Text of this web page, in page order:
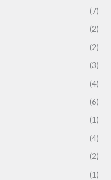
(7)
(2)
(2)
(3)
(4)
(6)
(1)
(4)
(2)
(1)